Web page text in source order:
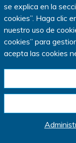
Este sitio web
*En un estudio de
medicamento en fase
autoridades
aprobados o una
estudio (se referirá a
explicaremos los
en un estudio antes de
haya una compensación
La
se explica en la
cookies”. Haga clic
nuestro uso de
cookies” para
acepta las cookies